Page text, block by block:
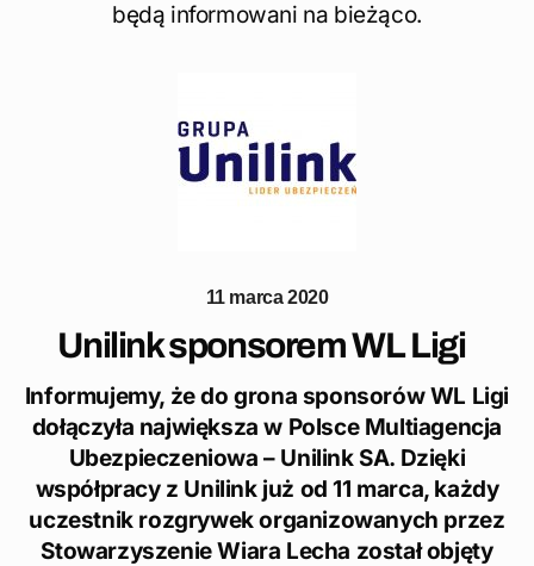
będą informowani na bieżąco.
11 marca 2020
Unilink sponsorem WL Ligi
Informujemy, że do grona sponsorów WL Ligi
dołączyła największa w Polsce Multiagencja
Ubezpieczeniowa – Unilink SA. Dzięki
współpracy z Unilink już od 11 marca, każdy
uczestnik rozgrywek organizowanych przez
Stowarzyszenie Wiara Lecha został objęty